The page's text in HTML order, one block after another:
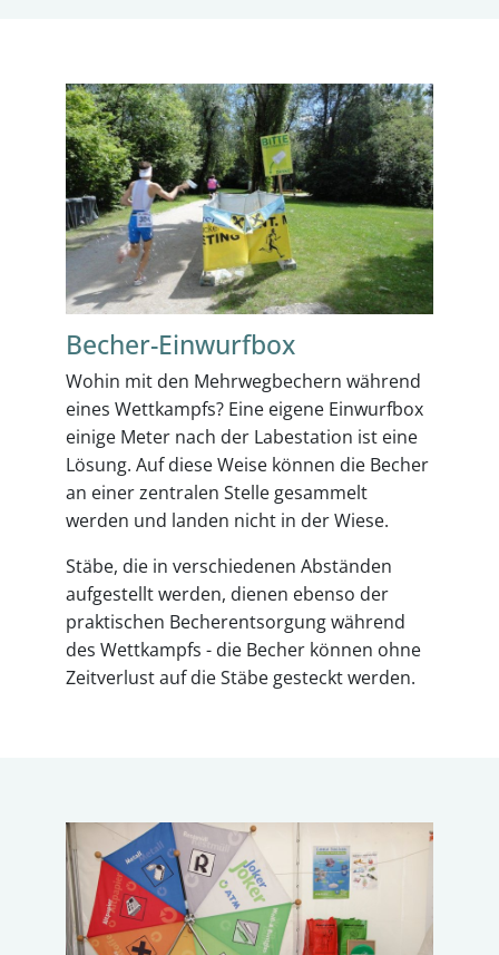
Becher-Einwurfbox
Wohin mit den Mehrwegbechern während
eines Wettkampfs? Eine eigene Einwurfbox
einige Meter nach der Labestation ist eine
Lösung. Auf diese Weise können die Becher
an einer zentralen Stelle gesammelt
werden und landen nicht in der Wiese.
Stäbe, die in verschiedenen Abständen
aufgestellt werden, dienen ebenso der
praktischen Becherentsorgung während
des Wettkampfs - die Becher können ohne
Zeitverlust auf die Stäbe gesteckt werden.